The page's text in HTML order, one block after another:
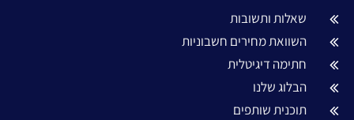
שאלות ותשובות
השוואת מחירים חשבוניות
חתימה דיגיטלית
הבלוג שלנו
תוכנית שותפים